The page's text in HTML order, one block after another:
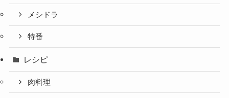
メシドラ
特番
レシピ
肉料理